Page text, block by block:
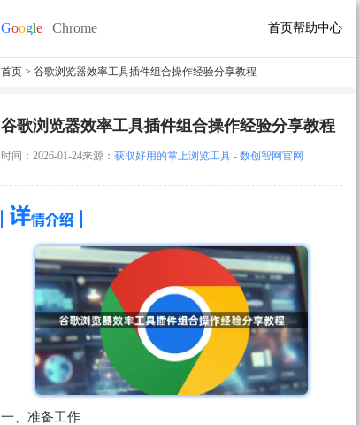
首页帮助中心
首页 > 谷歌浏览器效率工具插件组合操作经验分享教程
谷歌浏览器效率工具插件组合操作经验分享教程
时间：2026-01-24来源： 获取好用的掌上浏览工具 - 数创智网官网
一、准备工作